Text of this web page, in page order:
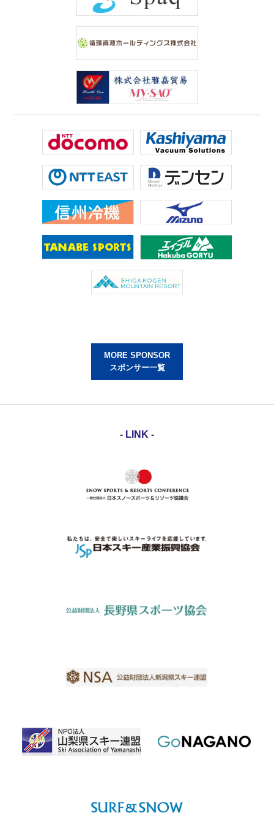
MORE SPONSOR
スポンサー一覧
- LINK -